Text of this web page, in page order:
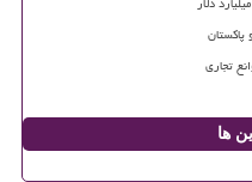
پاکستان
ها